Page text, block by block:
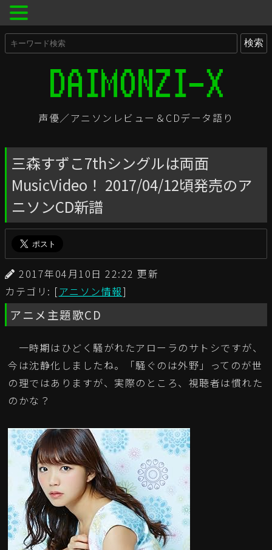
声優／アニソンレビュー＆CDデータ語り
三森すずこ7thシングルは両面
MusicVideo！ 2017/04/12頃発売のア
ニソンCD新譜
2017年04月10日 22:22 更新
カテゴリ: [アニソン情報]
アニメ主題歌CD
一時期はひどく騒がれたアローラのサトシですが、
今は沈静化しましたね。「騒ぐのは外野」ってのが世
の理ではありますが、実際のところ、視聴者は慣れた
のかな？